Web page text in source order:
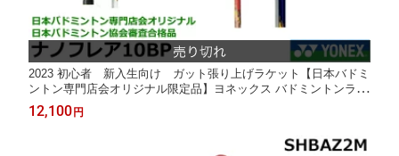
2023 初心者 新入生向け ガット張り上げラケット【日本バドミ
ントン専門店会オリジナル限定品】ヨネックス バドミントンラケ
ット ナノフレア10BP NF-10BP
12,100円